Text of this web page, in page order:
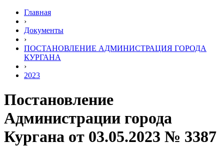
Главная
›
Документы
›
ПОСТАНОВЛЕНИЕ АДМИНИСТРАЦИЯ ГОРОДА
КУРГАНА
›
2023
Постановление
Администрации города
Кургана от 03.05.2023 № 3387